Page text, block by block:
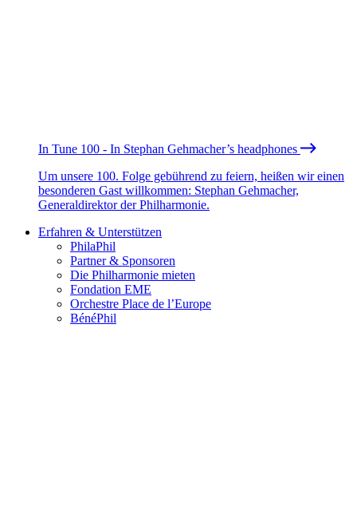
In Tune 100 - In Stephan Gehmacher’s headphones
Um unsere 100. Folge gebührend zu feiern, heißen wir einen
besonderen Gast willkommen: Stephan Gehmacher,
Generaldirektor der Philharmonie.
Erfahren & Unterstützen
PhilaPhil
Partner & Sponsoren
Die Philharmonie mieten
Fondation EME
Orchestre Place de l’Europe
BénéPhil